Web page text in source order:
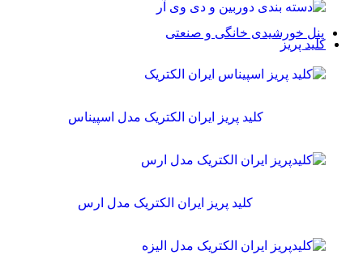
پنل خورشیدی خانگی و صنعتی
کلید پریز
کلید پریز ایران الکتریک مدل اسپیناس
کلید پریز ایران الکتریک مدل ارس